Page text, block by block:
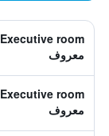
معروف
معروف